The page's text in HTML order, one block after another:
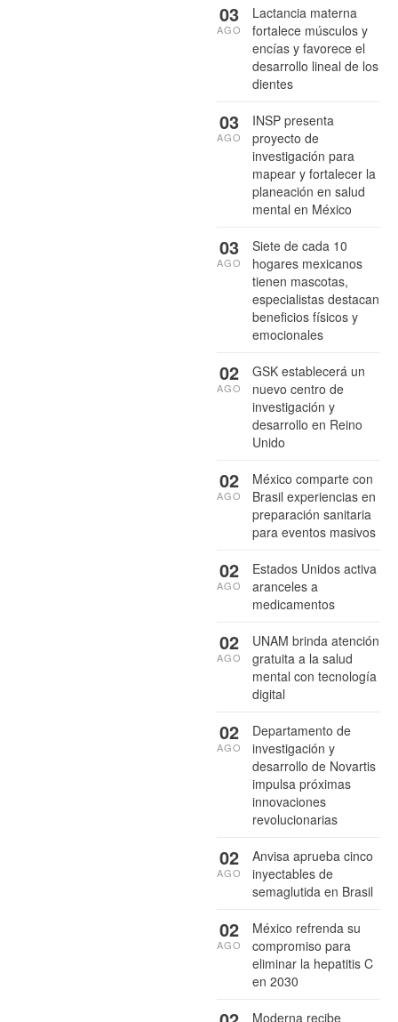
Lactancia materna
fortalece músculos y
encías y favorece el
desarrollo lineal de los
dientes
03
AGO
INSP presenta
proyecto de
investigación para
mapear y fortalecer la
planeación en salud
mental en México
03
AGO
Siete de cada 10
hogares mexicanos
tienen mascotas,
especialistas destacan
beneficios físicos y
emocionales
03
AGO
GSK establecerá un
nuevo centro de
investigación y
desarrollo en Reino
Unido
02
AGO
México comparte con
Brasil experiencias en
preparación sanitaria
para eventos masivos
02
AGO
Estados Unidos activa
aranceles a
medicamentos
02
AGO
UNAM brinda atención
gratuita a la salud
mental con tecnología
digital
02
AGO
Departamento de
investigación y
desarrollo de Novartis
impulsa próximas
innovaciones
revolucionarias
02
AGO
Anvisa aprueba cinco
inyectables de
semaglutida en Brasil
02
AGO
México refrenda su
compromiso para
eliminar la hepatitis C
en 2030
02
AGO
Moderna recibe